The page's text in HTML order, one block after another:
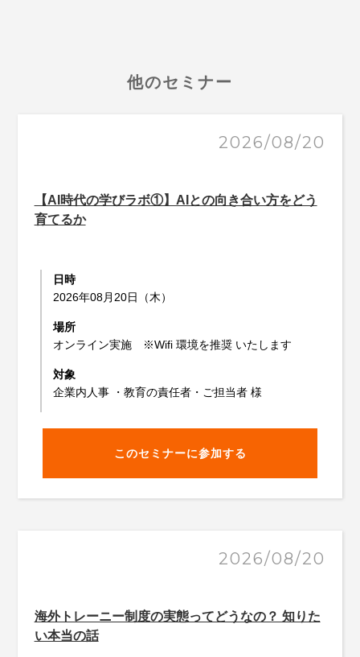
他のセミナー
2026/08/20
【AI時代の学びラボ①】AIとの向き合い方をどう
育てるか
日時
2026年08月20日（木）
場所
オンライン実施 ※Wifi 環境を推奨 いたします
対象
企業内人事 ・教育の責任者・ご担当者 様
このセミナーに参加する
2026/08/20
海外トレーニー制度の実態ってどうなの？ 知りた
い本当の話